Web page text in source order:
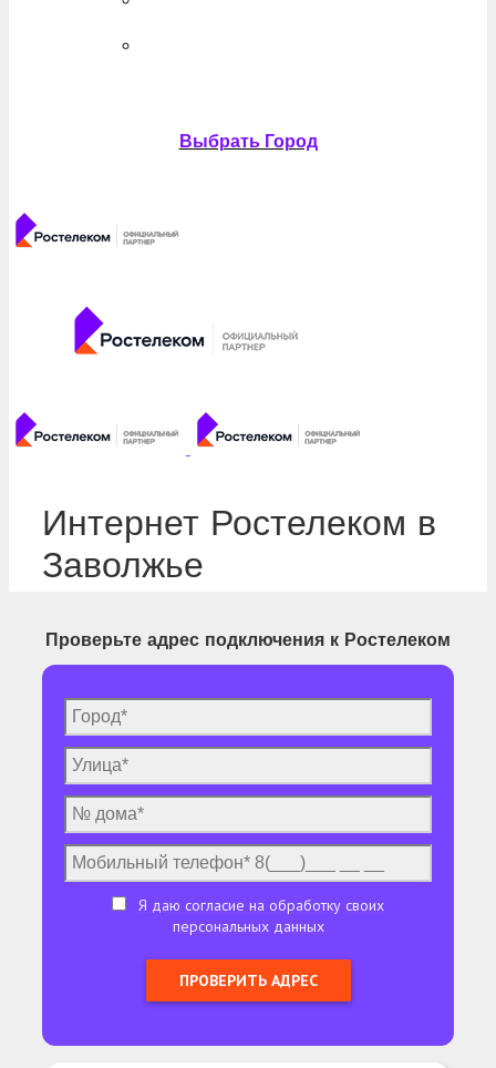
Выбрать Город
Интернет Ростелеком в
Заволжье
Проверьте адрес подключения к Ростелеком
Я даю согласие на обработку своих
персональных данных